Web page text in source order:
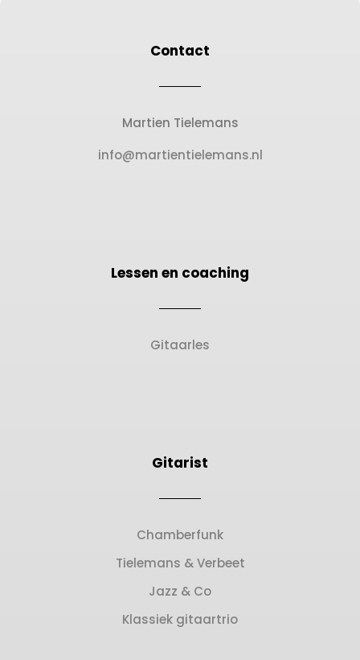
Contact
Martien Tielemans
info@martientielemans.nl
Lessen en coaching
Gitaarles
Gitarist
Chamberfunk
Tielemans & Verbeet
Jazz & Co
Klassiek gitaartrio